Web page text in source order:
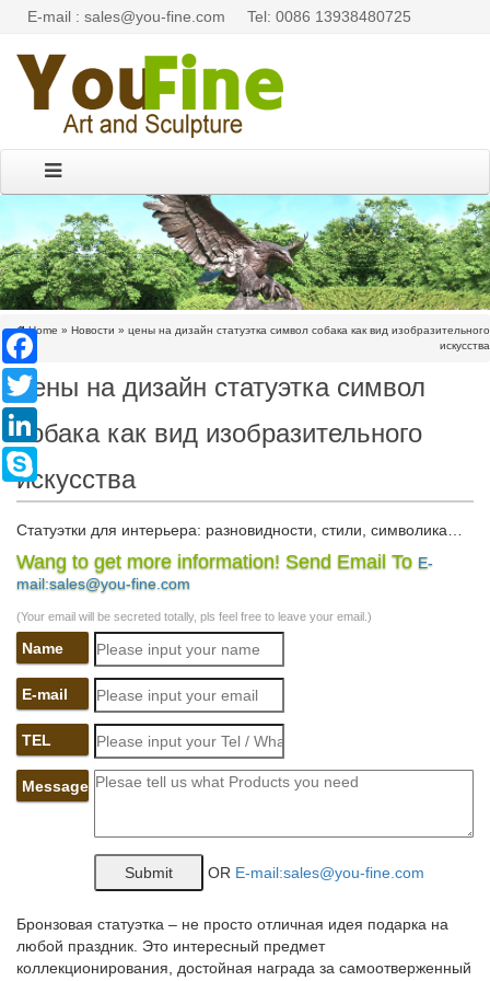
E-mail : sales@you-fine.com Tel: 0086 13938480725
Home » Новости » цены на дизайн статуэтка символ собака как вид изобразительного
искусства
цены на дизайн статуэтка символ
собака как вид изобразительного
искусства
Статуэтки для интерьера: разновидности, стили, символика…
Ну а статуэтки анималистического жанра изображают
животных, которые, однако, тоже могут быть и символом, и
аллегорией.Скульптура потому и самый древний вид
изобразительного искусства, что не требует определенного
сырья.
Статуэтки: определение термина – Qtti.ru
Статуэтки, как вид изобразительного искусства, произведения
которого имеют объёмную форму и выполняются из твёрдых
или пластических материалов, имеют большую
художественную и историческую ценность в эстетическом
Поиск «фарфоровые статуэтки собаки» на интернет-
Антиквариат и Искусство → Фарфор, Фаянс, Керамика →
Статуэтки и скульптуры 48638.фарфоровая статуэтка
фарфоровые статуэтки собака коллекционное фигурка
Wang to get more information! Send Email To E-
mail:sales@you-fine.com
(Your email will be secreted totally, pls feel free to leave your email.)
Name
E-mail
TEL
Message
OR E-mail:sales@you-fine.com
Бронзовая статуэтка – не просто отличная идея подарка на
любой праздник. Это интересный предмет
коллекционирования, достойная награда за самоотверженный
Facebook